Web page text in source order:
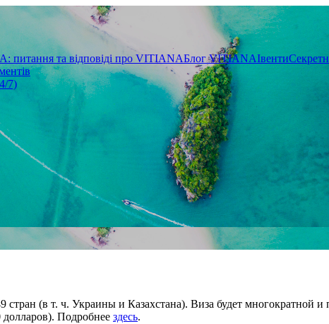
питання та відповіді про VITIANAБлог VITIANAІвенти
7)
(в т. ч. Украины и Казахстана). Виза будет многократной и
долларов). Подробнее здесь.